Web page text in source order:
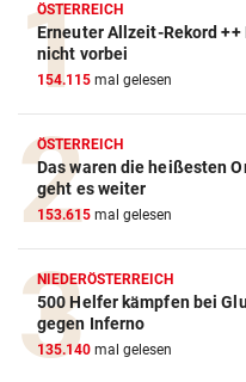
ÖSTERREICH
Erneuter Allzeit-Rekord ++
nicht vorbei
154.115 mal gelesen
ÖSTERREICH
Das waren die heißesten
geht es weiter
153.615 mal gelesen
NIEDERÖSTERREICH
500 Helfer kämpfen bei
gegen Inferno
135.140 mal gelesen